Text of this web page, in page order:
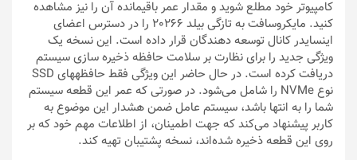
کامپیوتر خود مطلع شوید و مقدار عمر باقیمانده آن را نیز مشاهده
کنید. مایکروسافت به تازگی بیلد 20266 را در دسترس اعضای
اینسایدر کانال توسعه دهندگان قرار داده است. این نسخه یک
ویژگی جدید را برای نظارت بر سلامت حافظه ذخیره سازی سیستم
دریافت کرده است. در حال حاضر این ویژگی فقط حافظه‎های SSD
نوع NVMe را شامل می‌شود. در صورتی که عمر این قطعه سیستم
شما را به انتها باشد، سیستم عامل ضمن هشدار این موضوع به
کاربر پیشنهاد می‌کند که جهت اطمینان، از اطلاعات مهم خود که بر
روی این قطعه ذخیره شده‌اند، نسخه پشتیبان تهیه کند.